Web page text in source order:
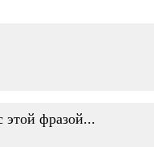
этой фразой...